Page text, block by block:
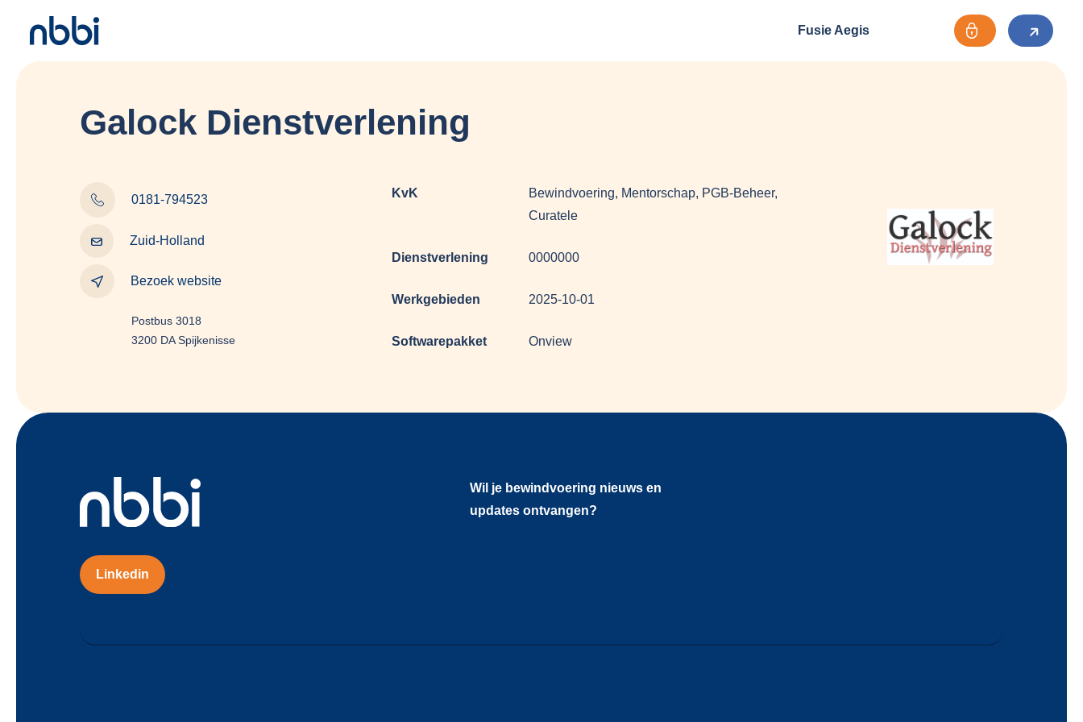
Fusie Aegis
Galock Dienstverlening
0181-794523
Zuid-Holland
Bezoek website
Postbus 3018
3200 DA Spijkenisse
KvK
Bewindvoering, Mentorschap, PGB-Beheer,
Curatele
Dienstverlening 0000000
Werkgebieden 2025-10-01
Softwarepakket Onview
Linkedin
Wil je bewindvoering nieuws en
updates ontvangen?